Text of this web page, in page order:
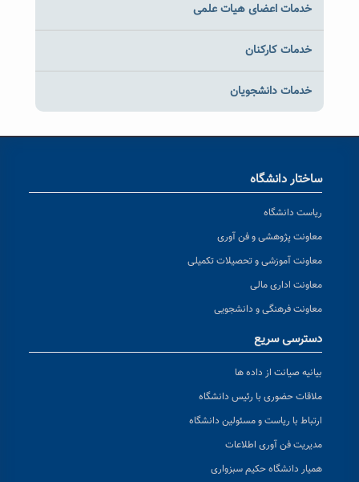
خدمات اعضای هیات علمی
خدمات کارکنان
خدمات دانشجویان
ساختار دانشگاه
ریاست دانشگاه
معاونت پژوهشی و فن آوری
معاونت آموزشی و تحصیلات تکمیلی
معاونت اداری مالی
معاونت فرهنگی و دانشجویی
دسترسی سریع
بیانیه صیانت از داده ها
ملاقات حضوری با رئیس دانشگاه
ارتباط با ریاست و مسئولین دانشگاه
مدیریت فن آوری اطلاعات
همیار دانشگاه حکیم سبزواری